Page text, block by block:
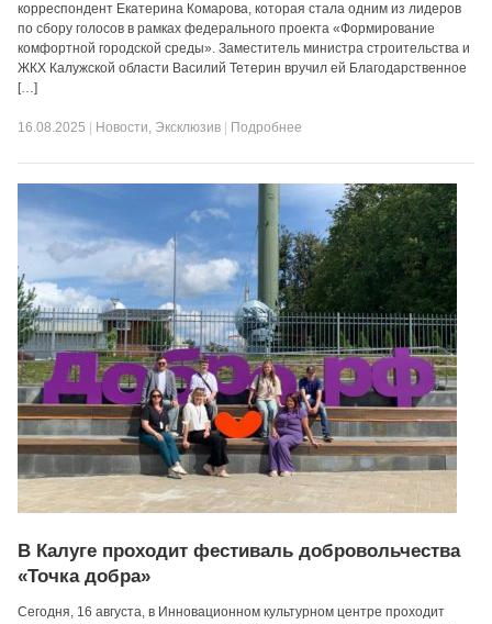
корреспондент Екатерина Комарова, которая стала одним из лидеров
по сбору голосов в рамках федерального проекта «Формирование
комфортной городской среды». Заместитель министра строительства и
ЖКХ Калужской области Василий Тетерин вручил ей Благодарственное
[…]
16.08.2025 Новости, Эксклюзив Подробнее
В Калуге проходит фестиваль добровольчества
«Точка добра»
Сегодня, 16 августа, в Инновационном культурном центре проходит